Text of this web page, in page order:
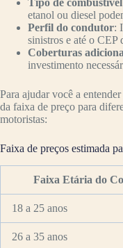
etanol ou diesel
Perfil do condutor:
sinistros e até o CEP
Coberturas
investimento
Para ajudar você a
da faixa de preço para
motoristas:
Faixa de preços estimada
Faixa Etária do
18 a 25 anos
26 a 35 anos